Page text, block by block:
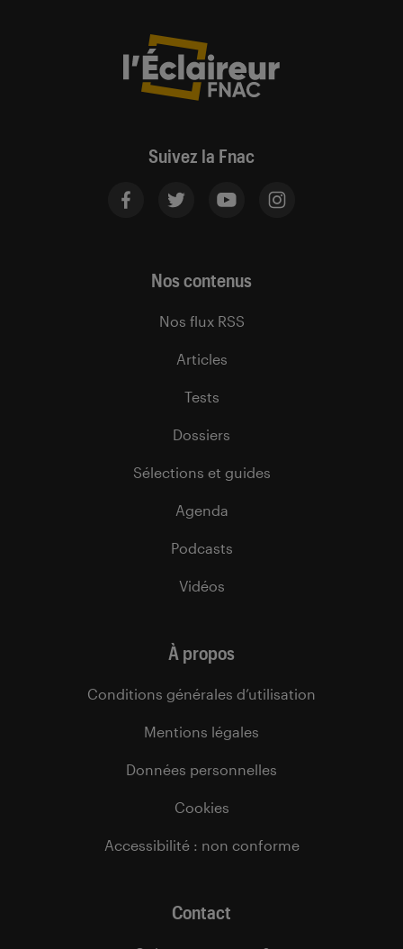
Suivez la Fnac
Nos contenus
Nos flux RSS
Articles
Tests
Dossiers
Sélections et guides
Agenda
Podcasts
Vidéos
À propos
Conditions générales d’utilisation
Mentions légales
Données personnelles
Cookies
Accessibilité : non conforme
Contact